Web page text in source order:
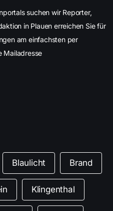
suchen wir Reporter,
in Plauen erreichen Sie für
am einfachsten per
Mailadresse
Blaulicht Brand
Klingenthal